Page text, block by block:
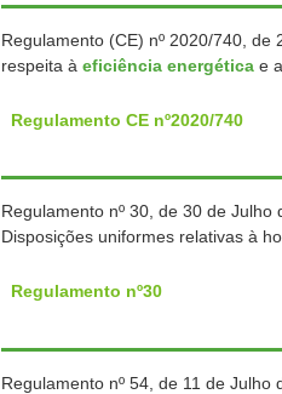
Regulamento (CE) nº 2020/740,
respeita à eficiência energética e
Regulamento CE nº2020/740
Regulamento nº 30, de 30 de
Disposições uniformes relativas à
Regulamento nº30
Regulamento nº 54, de 11 de